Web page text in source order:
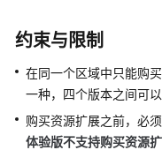
品
绍
计
费
约束与限制
在同一个区域中只能购
一种，四个版本之间可以
购买资源扩展之前，必
体验版不支持购买资源